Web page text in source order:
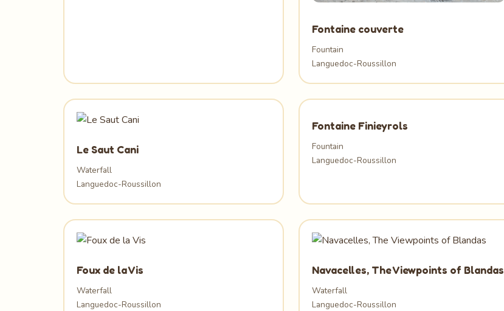
Fontaine couverte
Fountain
Languedoc-Roussillon
Le Saut Cani
Waterfall
Languedoc-Roussillon
Fontaine Finieyrols
Fountain
Languedoc-Roussillon
Foux de la Vis
Waterfall
Languedoc-Roussillon
Navacelles, The Viewpoints of Blandas
Waterfall
Languedoc-Roussillon